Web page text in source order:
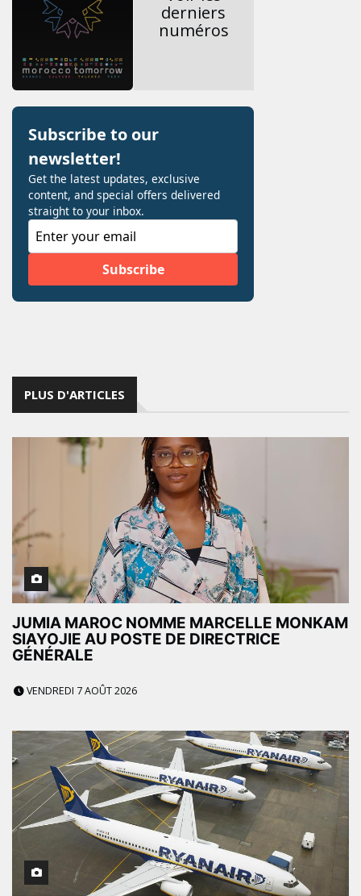
derniers
numéros
PLUS D'ARTICLES
JUMIA MAROC NOMME MARCELLE MONKAM
SIAYOJIE AU POSTE DE DIRECTRICE
GÉNÉRALE
VENDREDI 7 AOÛT 2026